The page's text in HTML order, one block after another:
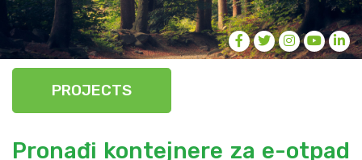
PROJECTS
Pronađi kontejnere za e-otpad